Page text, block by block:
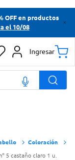
OFF en productos
el 10/08
Ingresar
Coloración
5 castaño claro 1 u.